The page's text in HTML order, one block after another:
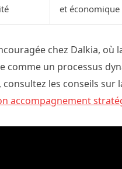
et économique
chez Dalkia, où
comme un processus
les conseils sur
accompagnement